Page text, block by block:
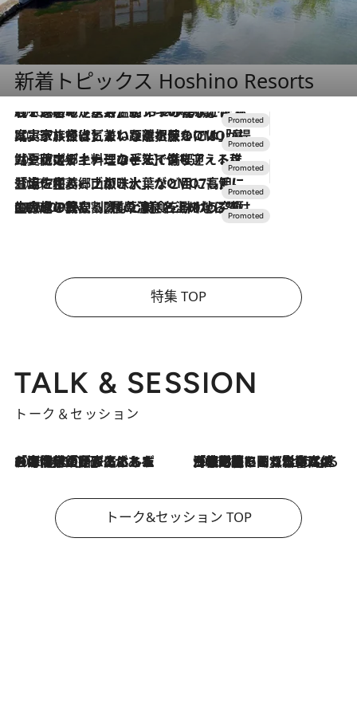
新着トピックス Hoshino Resorts
2026.8.7
【トンボの足水浴】ヒノキの香りに包まれて涼感マックス！約13℃の湧水かけ流しを避暑地「星野温泉 トンボの湯」で体験
2026.7.31
【ホテル帰省】という選択肢をOMOが提案。家族とほどよい距離を保つには「昼は実家、夜は気兼ねなくホテルで！」
2026.7.24
【夏限定ディナーコース】旬を迎える稚鮎や花ズッキーニなどをイタリア・トスカーナの郷土料理の手法で満喫！
2026.7.17
「土佐和ハーブかき氷」がOMO7高知に登場！生姜、山椒、大葉など目にも舌にも涼を呼ぶ郷土の味
2026.7.10
NEW OPEN！【界 草津】名湯の地に誕生。趣の異なる2種の温泉と上州ならではの会席・蕎麦割烹など美食を味わう究極の癒やし旅
特集 TOP
TALK & SESSION
トーク＆セッション
2026.8.3
「今後値上げがあるとすれば…」「リスクがあるのは今年の冬」エネルギー専門家が語る、ホルムズ海峡封鎖が家庭にもたらす“ある心配” 2026.8.3
「住宅建てられない…」「サーチャージ料の高値が続いている」ホルムズ海峡封鎖による影響はいつまで続く？《エネルギー専門家に聞く“どうなる日本の暮らし”》
トーク&セッション TOP